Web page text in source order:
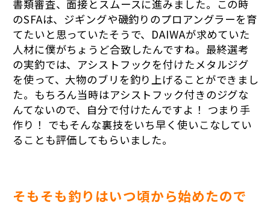
書類審査、面接とスムースに進みました。この時
のSFAは、ジギングや磯釣りのプロアングラーを育
てたいと思っていたそうで、DAIWAが求めていた
人材に僕がちょうど合致したんですね。最終選考
の実釣では、アシストフックを付けたメタルジグ
を使って、大物のブリを釣り上げることができまし
た。もちろん当時はアシストフック付きのジグな
んてないので、自分で付けたんですよ！ つまり手
作り！ でもそんな裏技をいち早く使いこなしてい
ることも評価してもらいました。
そもそも釣りはいつ頃から始めたので